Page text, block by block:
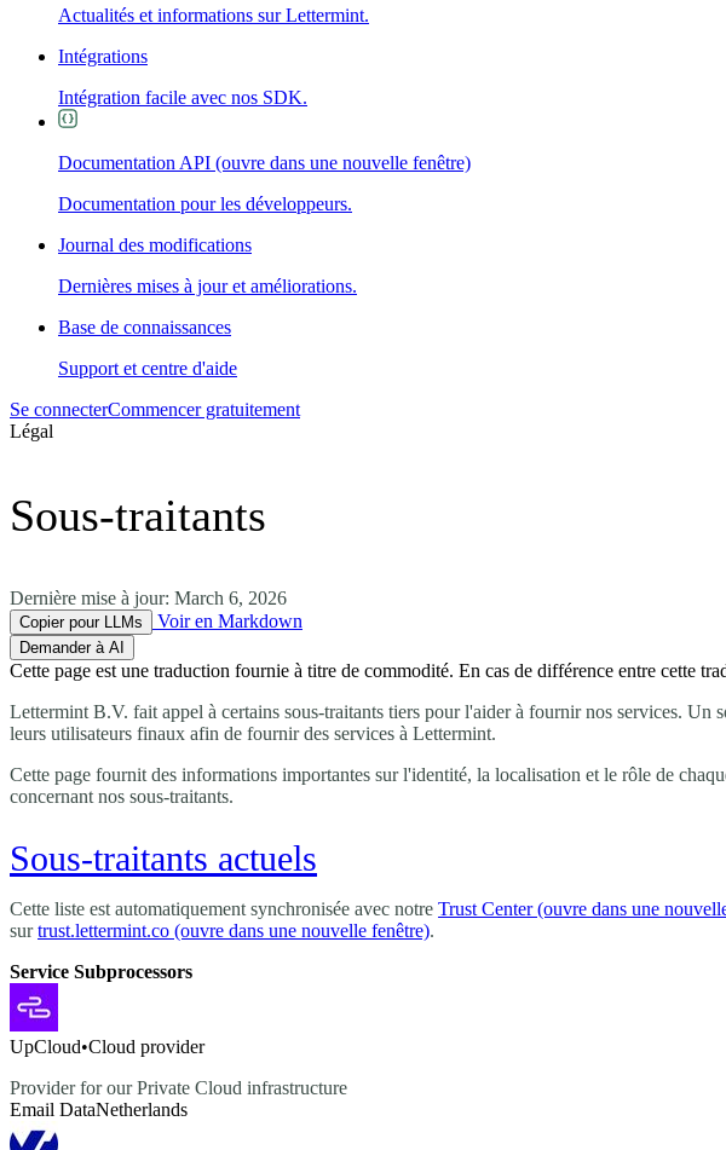
Actualités et informations sur Lettermint.
Intégrations
Intégration facile avec nos SDK.
Documentation API (ouvre dans une nouvelle fenêtre)
Documentation pour les développeurs.
Journal des modifications
Dernières mises à jour et améliorations.
Base de connaissances
Support et centre d'aide
Se connecterCommencer gratuitement
Légal
Sous-traitants
Dernière mise à jour: March 6, 2026
Copier pour LLMs Voir en Markdown
Demander à AI
Cette page est une traduction fournie à titre de commodité. En cas de différence entre cette
Lettermint B.V. fait appel à certains sous-traitants tiers pour l'aider à fournir nos services. Un
leurs utilisateurs finaux afin de fournir des services à Lettermint.
Cette page fournit des informations importantes sur l'identité, la localisation et le rôle de
concernant nos sous-traitants.
Sous-traitants actuels
Cette liste est automatiquement synchronisée avec notre Trust Center(ouvre dans une
surtrust.lettermint.co (ouvre dans une nouvelle fenêtre).
Service Subprocessors
UpCloud•Cloud provider
Provider for our Private Cloud infrastructure
Email DataNetherlands